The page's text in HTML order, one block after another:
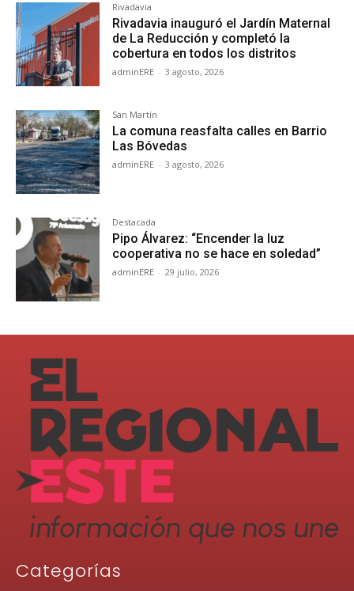
Rivadavia
Rivadavia inauguró el Jardín Maternal
de La Reducción y completó la
cobertura en todos los distritos
adminERE - 3 agosto, 2026
San Martín
La comuna reasfalta calles en Barrio
Las Bóvedas
adminERE - 3 agosto, 2026
Destacada
Pipo Álvarez: “Encender la luz
cooperativa no se hace en soledad”
adminERE - 29 julio, 2026
Categorías